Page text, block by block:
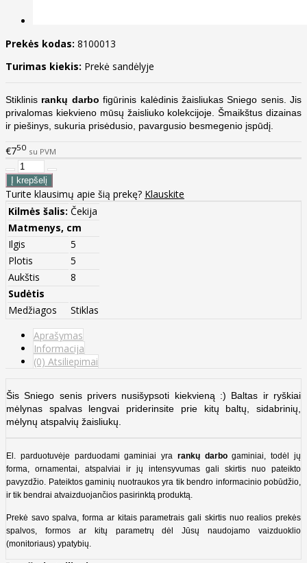
Prekės kodas: 8100013
Turimas kiekis: Prekė sandėlyje
Stiklinis rankų darbo figūrinis kalėdinis žaisliukas Sniego senis. Jis
privalomas kiekvieno mūsų žaisliuko kolekcijoje. Šmaikštus dizainas
ir piešinys, sukuria prisėdusio, pavargusio besmegenio įspūdį.
€750 su PVM
Turite klausimų apie šią prekę? Klauskite
Kilmės šalis: Čekija
Matmenys, cm
Ilgis
5
Plotis
5
Aukštis
8
Sudėtis
Medžiagos
Stiklas
Aprašymas
Informacija
(0) Atsiliepimai
Šis Sniego senis privers nusišypsoti kiekvieną :) Baltas ir ryškiai
mėlynas spalvas lengvai priderinsite prie kitų baltų, sidabrinių,
mėlynų atspalvių žaisliukų.
El. parduotuvėje parduodami gaminiai yra rankų darbogaminiai, todėl jų
forma, ornamentai, atspalviai ir jų intensyvumas gali skirtis nuo pateikto
pavyzdžio. Pateiktos gaminių nuotraukos yra tik bendro informacinio pobūdžio,
ir tik bendrai atvaizduojančios pasirinktą produktą.
Prekė savo spalva, forma ar kitais parametrais gali skirtis nuo realios prekės
spalvos, formos ar kitų parametrų dėl Jūsų naudojamo vaizduoklio
(monitoriaus) ypatybių.